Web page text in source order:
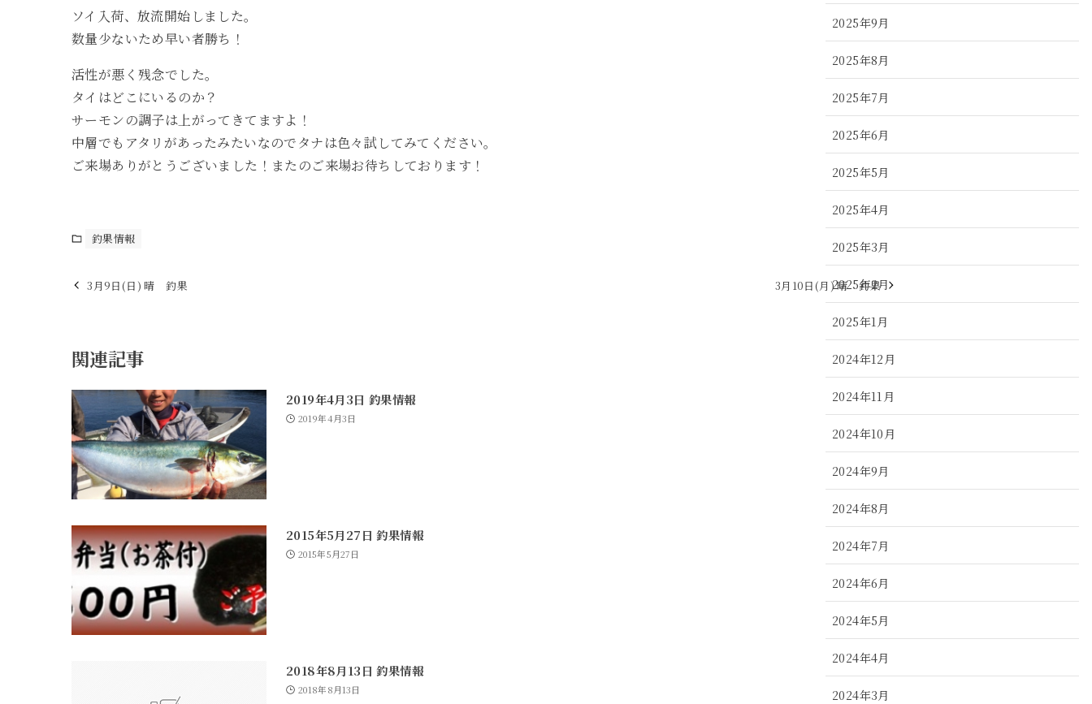
ソイ入荷、放流開始しました。
数量少ないため早い者勝ち！
活性が悪く残念でした。
タイはどこにいるのか？
サーモンの調子は上がってきてますよ！
中層でもアタリがあったみたいなのでタナは色々試してみてください。
ご来場ありがとうございました！またのご来場お待ちしております！
釣果情報
3月9日(日) 晴 釣果 3月10日(月) 晴 釣果
関連記事
2019年4月3日 釣果情報
2019年4月3日
2015年5月27日 釣果情報
2015年5月27日
2018年8月13日 釣果情報
2018年8月13日
2025年9月
2025年8月
2025年7月
2025年6月
2025年5月
2025年4月
2025年3月
2025年2月
2025年1月
2024年12月
2024年11月
2024年10月
2024年9月
2024年8月
2024年7月
2024年6月
2024年5月
2024年4月
2024年3月